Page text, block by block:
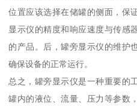
位置应该选择在储罐的侧面，保
显示仪的精度和响应速度与传感
的产品。后，罐旁显示仪的维护
确保设备的正常运行。
总之，罐旁显示仪是一种重要的
罐内的液位、流量、压力等参数